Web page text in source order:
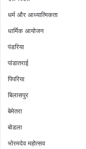
धर्म और आध्यात्मिकता
धार्मिक आयोजन
पंडरिया
पांडातराई
पिपरिया
बिलासपुर
बेमेतरा
बोडला
भोरमदेव महोत्सव